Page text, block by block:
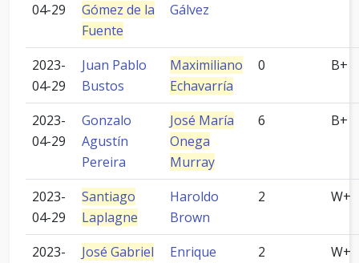
04-29
Gómez de la
Fuente
Gálvez
2023-
04-29
Juan Pablo
Bustos
Maximiliano
Echavarría
0 B+
2023-
04-29
Gonzalo
Agustín
Pereira
José María
Onega
Murray
6 B+
2023-
04-29
Santiago
Laplagne
Haroldo
Brown
2 W+
2023-
José Gabriel
Enrique
2 W+